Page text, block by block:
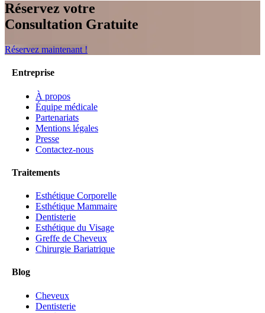
Réservez votre
Consultation Gratuite
Réservez maintenant !
Entreprise
À propos
Équipe médicale
Partenariats
Mentions légales
Presse
Contactez-nous
Traitements
Esthétique Corporelle
Esthétique Mammaire
Dentisterie
Esthétique du Visage
Greffe de Cheveux
Chirurgie Bariatrique
Blog
Cheveux
Dentisterie